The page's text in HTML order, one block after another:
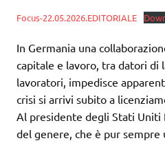
Focus-22.05.2026.EDITORIALE
In Germania una
capitale e lavoro, tra datori di
lavoratori, impedisce
crisi si arrivi subito a
Al presidente degli Stati Uniti
del genere, che è pur sempre